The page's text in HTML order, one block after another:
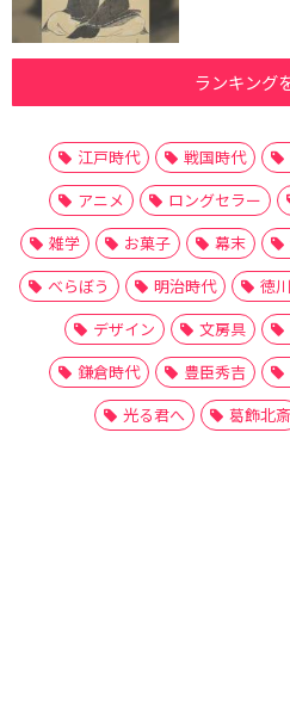
ランキング
江戸時代 戦国時代
アニメ
ロングセラー
雑学
お菓子 幕末
べらぼう
明治時代 徳
デザイン
文房具
鎌倉時代
豊臣秀吉
光る君へ
葛飾北斎